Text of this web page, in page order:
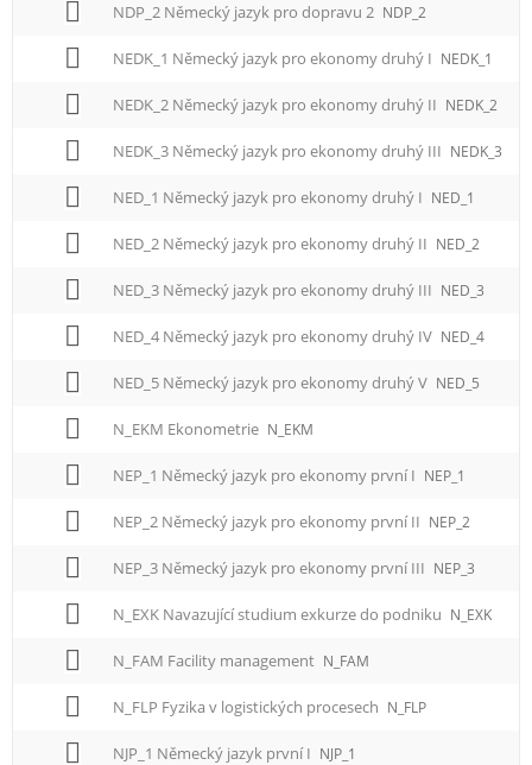
NDP_2 Německý jazyk pro dopravu 2 NDP_2
NEDK_1 Německý jazyk pro ekonomy druhý I NEDK_1
NEDK_2 Německý jazyk pro ekonomy druhý II NEDK_2
NEDK_3 Německý jazyk pro ekonomy druhý III NEDK_3
NED_1 Německý jazyk pro ekonomy druhý I NED_1
NED_2 Německý jazyk pro ekonomy druhý II NED_2
NED_3 Německý jazyk pro ekonomy druhý III NED_3
NED_4 Německý jazyk pro ekonomy druhý IV NED_4
NED_5 Německý jazyk pro ekonomy druhý V NED_5
N_EKM Ekonometrie N_EKM
NEP_1 Německý jazyk pro ekonomy první I NEP_1
NEP_2 Německý jazyk pro ekonomy první II NEP_2
NEP_3 Německý jazyk pro ekonomy první III NEP_3
N_EXK Navazující studium exkurze do podniku N_EXK
N_FAM Facility management N_FAM
N_FLP Fyzika v logistických procesech N_FLP
NJP_1 Německý jazyk první I NJP_1